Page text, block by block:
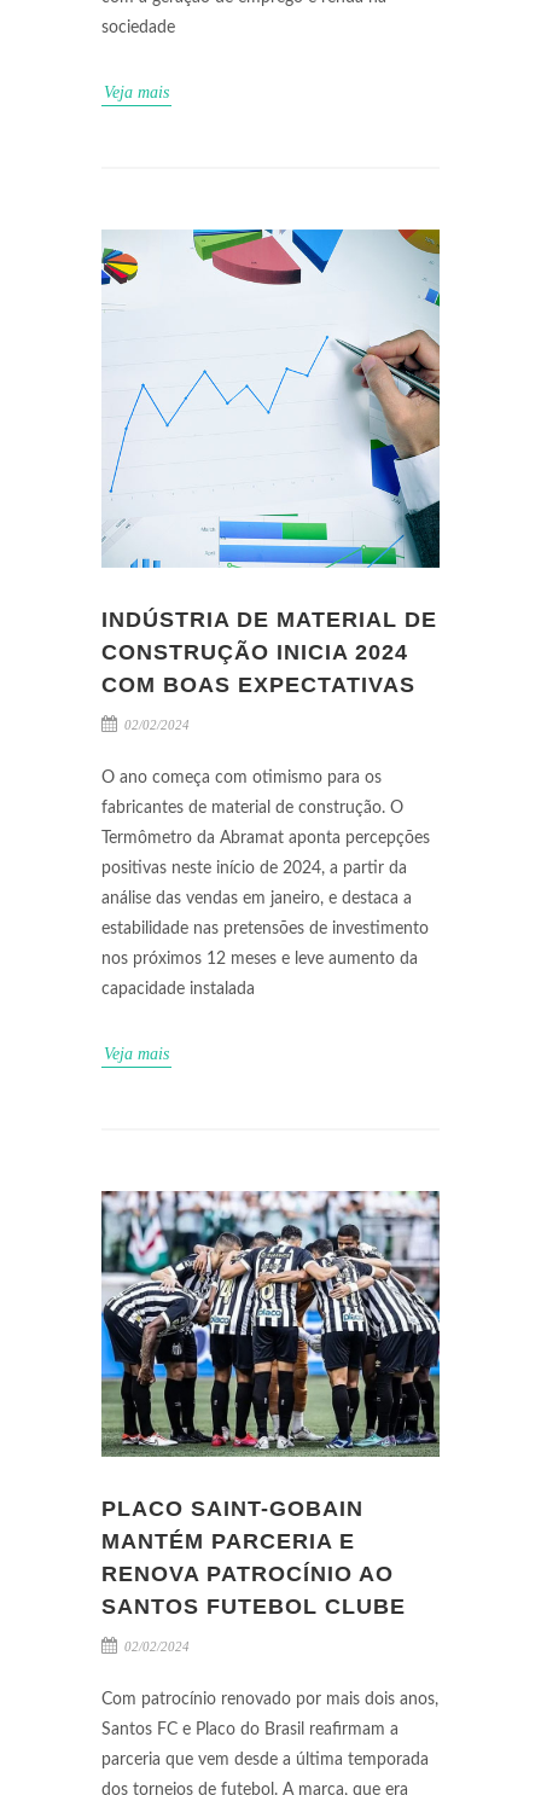
sociedade
Veja mais
INDÚSTRIA DE MATERIAL DE
CONSTRUÇÃO INICIA 2024
COM BOAS EXPECTATIVAS
02/02/2024
O ano começa com otimismo para os
fabricantes de material de construção. O
Termômetro da Abramat aponta percepções
positivas neste início de 2024, a partir da
análise das vendas em janeiro, e destaca a
estabilidade nas pretensões de investimento
nos próximos 12 meses e leve aumento da
capacidade instalada
Veja mais
PLACO SAINT-GOBAIN
MANTÉM PARCERIA E
RENOVA PATROCÍNIO AO
SANTOS FUTEBOL CLUBE
02/02/2024
Com patrocínio renovado por mais dois anos,
Santos FC e Placo do Brasil reafirmam a
parceria que vem desde a última temporada
dos torneios de futebol. A marca, que era